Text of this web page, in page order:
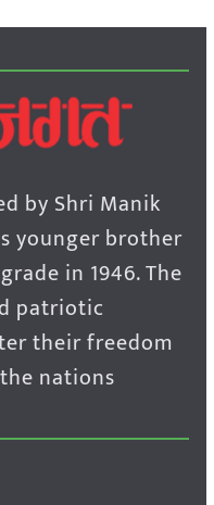
by Shri Manik
younger brother
in 1946. The
patriotic
their freedom
nations